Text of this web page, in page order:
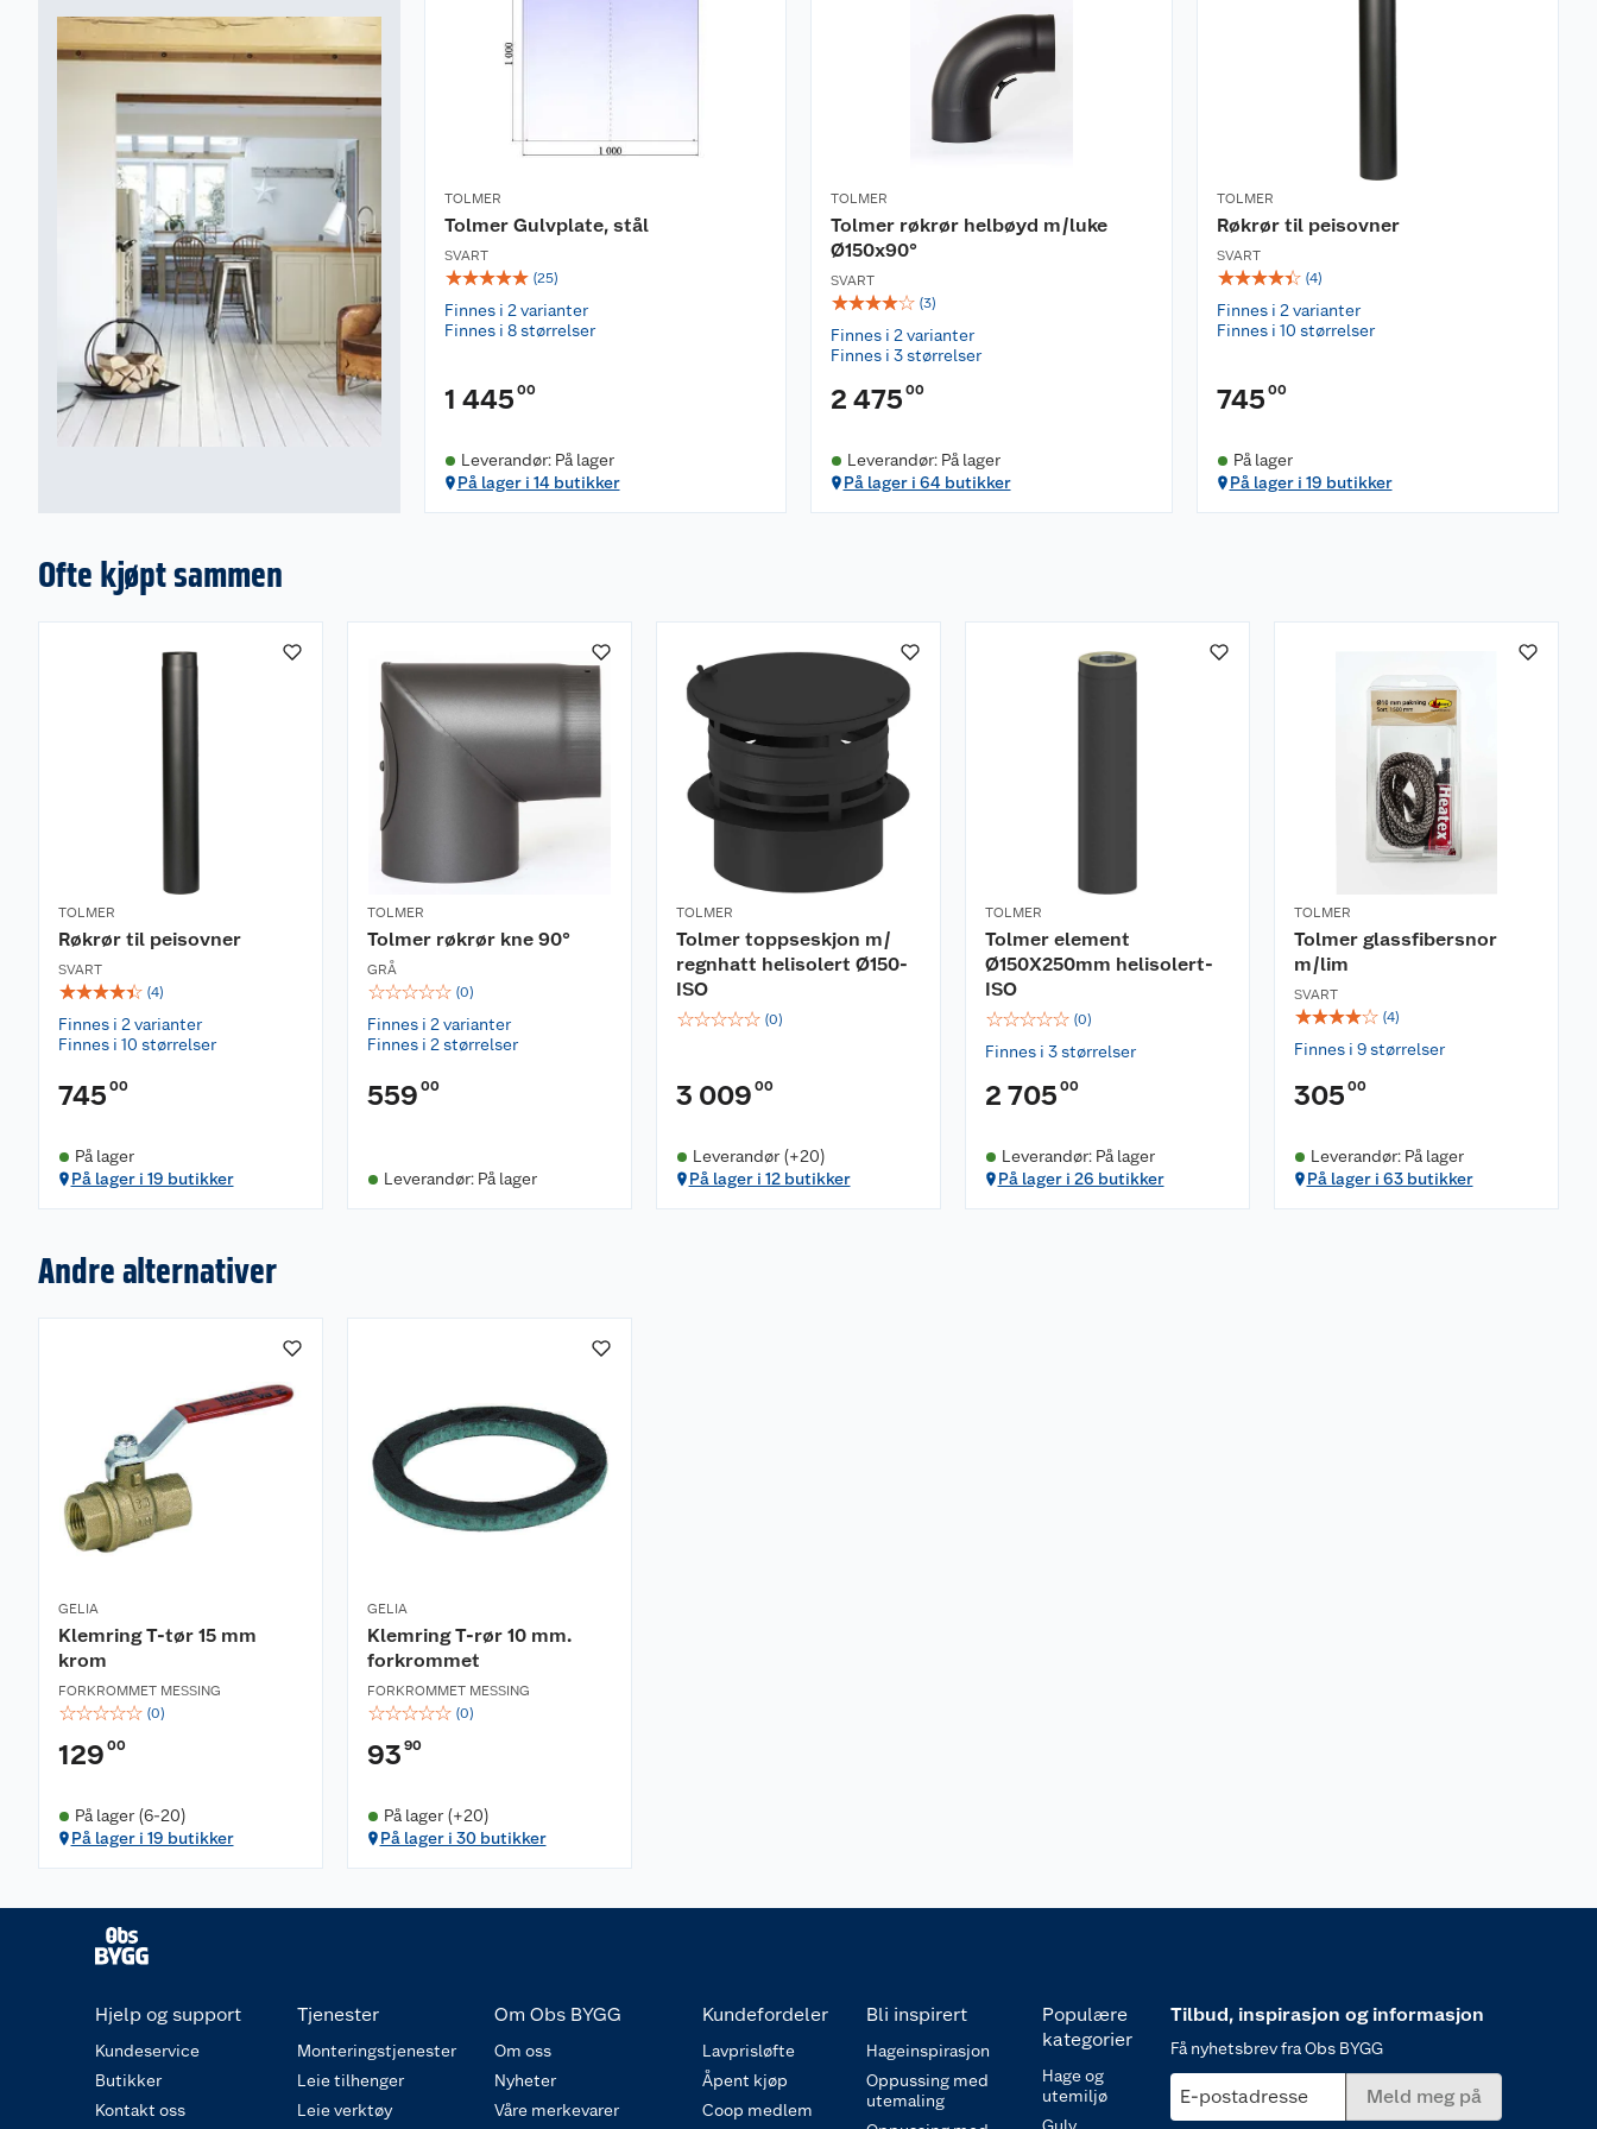
TOLMER
Tolmer Gulvplate, stål
SVART
☆☆☆☆☆ (25)
Finnes i 2 varianter
Finnes i 8 størrelser
1 445 00
Leverandør: På lager
På lager i 14 butikker
TOLMER
Tolmer røkrør helbøyd m/luke
Ø150x90°
SVART
☆☆☆☆☆ (3)
Finnes i 2 varianter
Finnes i 3 størrelser
2 475 00
Leverandør: På lager
På lager i 64 butikker
TOLMER
Røkrør til peisovner
SVART
☆☆☆☆☆ (4)
Finnes i 2 varianter
Finnes i 10 størrelser
745 00
På lager
På lager i 19 butikker
Ofte kjøpt sammen
TOLMER
Røkrør til peisovner
SVART
☆☆☆☆☆ (4)
Finnes i 2 varianter
Finnes i 10 størrelser
745 00
På lager
På lager i 19 butikker
TOLMER
Tolmer røkrør kne 90°
GRÅ
☆☆☆☆☆ (0)
Finnes i 2 varianter
Finnes i 2 størrelser
559 00
Leverandør: På lager
TOLMER
Tolmer toppseskjon m/
regnhatt helisolert Ø150-
ISO
☆☆☆☆☆ (0)
3 009 00
Leverandør (+20)
På lager i 12 butikker
TOLMER
Tolmer element
Ø150X250mm helisolert-
ISO
☆☆☆☆☆ (0)
Finnes i 3 størrelser
2 705 00
Leverandør: På lager
På lager i 26 butikker
TOLMER
Tolmer glassfibersnor
m/lim
SVART
☆☆☆☆☆ (4)
Finnes i 9 størrelser
305 00
Leverandør: På lager
På lager i 63 butikker
Andre alternativer
GELIA
Klemring T-tør 15 mm
krom
FORKROMMET MESSING
☆☆☆☆☆ (0)
129 00
På lager (6-20)
På lager i 19 butikker
GELIA
Klemring T-rør 10 mm.
forkrommet
FORKROMMET MESSING
☆☆☆☆☆ (0)
93 90
På lager (+20)
På lager i 30 butikker
Hjelp og support
Kundeservice
Butikker
Kontakt oss
Tjenester
Monteringstjenester
Leie tilhenger
Leie verktøy
Om Obs BYGG
Om oss
Nyheter
Våre merkevarer
Kundefordeler
Lavprisløfte
Åpent kjøp
Coop medlem
Bli inspirert
Hageinspirasjon
Oppussing med
utemaling
Populære
kategorier
Hage og
utemiljø
Tilbud, inspirasjon og informasjon
Få nyhetsbrev fra Obs BYGG
E-postadresse Meld meg på